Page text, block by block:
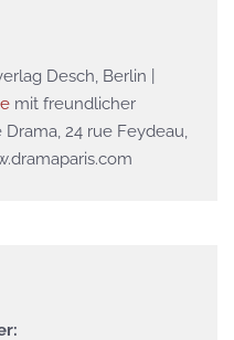
Desch, Berlin |
mit freundlicher
24 rue Feydeau,